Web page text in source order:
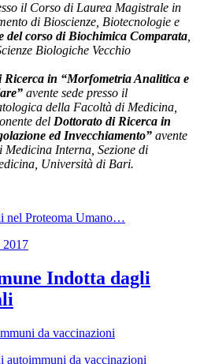
il Corso di Laurea Magistrale in
di Bioscienze, Biotecnologie e
del corso di Biochimica Comparata
Biologiche Vecchio
Ricerca in “Morfometria Analitica e
avente sede presso il
della Facoltà di Medicina,
del Dottorato di Ricerca in
ed Invecchiamento” avente
Medicina Interna, Sezione di
Università di Bari.
nel Proteoma Umano…
2017
Indotta dagli